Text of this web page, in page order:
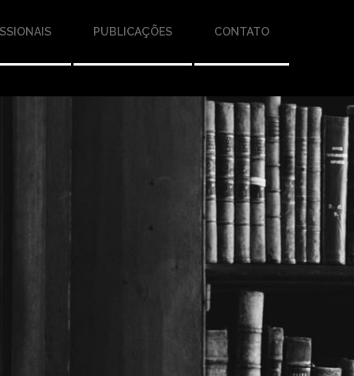
PUBLICAÇÕES CONTATO